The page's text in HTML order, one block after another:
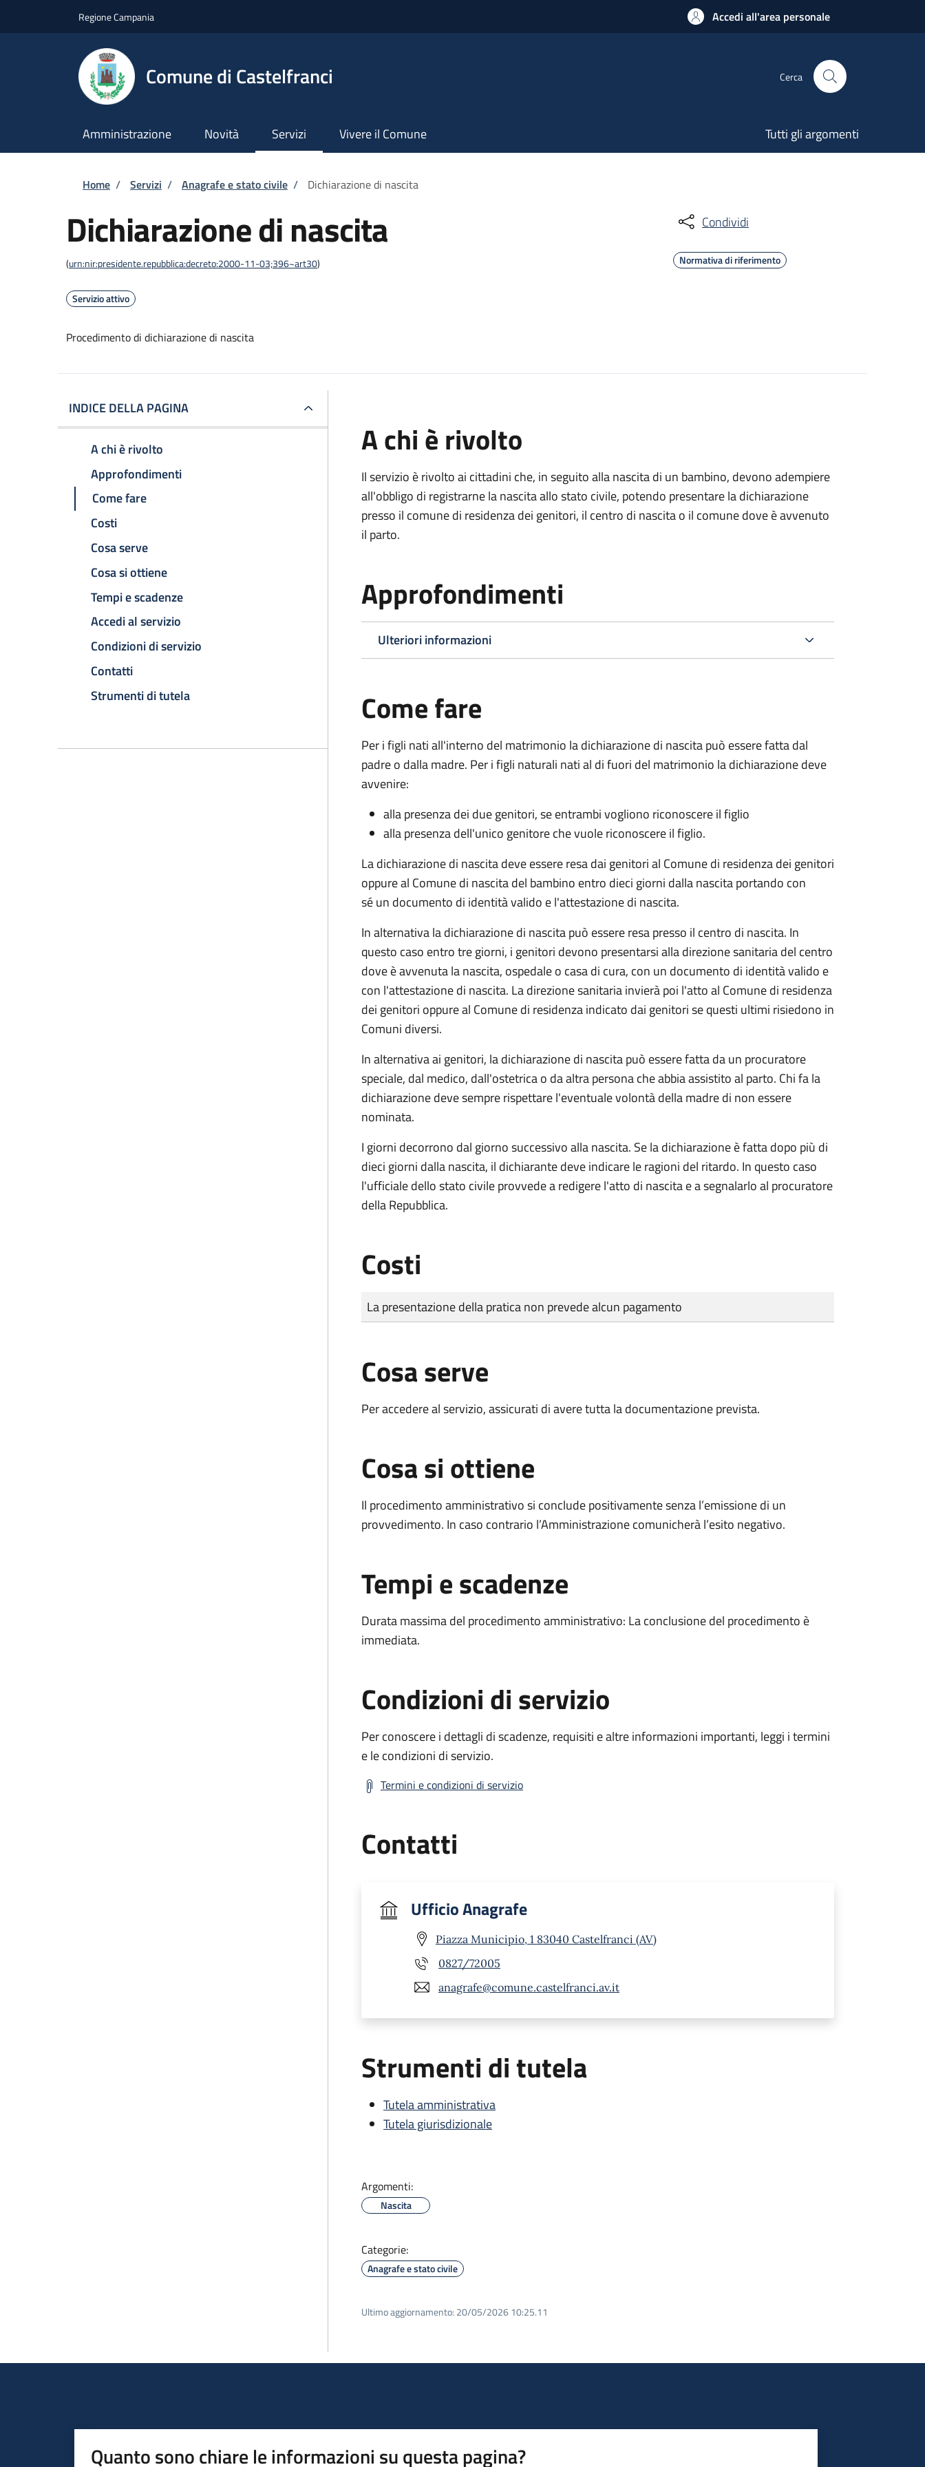
Regione Campania Accedi all'area personale
Comune di Castelfranci Cerca
Amministrazione Novità Servizi Vivere il Comune Tutti gli argomenti
Briciole di pane
Home / Servizi / Anagrafe e stato civile / Dichiarazione di nascita
Dichiarazione di nascita
(urn:nir:presidente.repubblica:decreto:2000-11-03;396~art30)
Servizio attivo
Procedimento di dichiarazione di nascita
Condividi
Normativa di riferimento
INDICE DELLA PAGINA
A chi è rivolto
Approfondimenti
Come fare
Costi
Cosa serve
Cosa si ottiene
Tempi e scadenze
Accedi al servizio
Condizioni di servizio
Contatti
Strumenti di tutela
A chi è rivolto
Il servizio è rivolto ai cittadini che, in seguito alla nascita di un bambino, devono adempiere
all'obbligo di registrarne la nascita allo stato civile, potendo presentare la dichiarazione
presso il comune di residenza dei genitori, il centro di nascita o il comune dove è avvenuto
il parto.
Approfondimenti
Ulteriori informazioni
Come fare
Per i figli nati all'interno del matrimonio la dichiarazione di nascita può essere fatta dal
padre o dalla madre. Per i figli naturali nati al di fuori del matrimonio la dichiarazione deve
avvenire:
alla presenza dei due genitori, se entrambi vogliono riconoscere il figlio
alla presenza dell'unico genitore che vuole riconoscere il figlio.
La dichiarazione di nascita deve essere resa dai genitori al Comune di residenza dei genitori
oppure al Comune di nascita del bambino entro dieci giorni dalla nascita portando con
sé un documento di identità valido e l'attestazione di nascita.
In alternativa la dichiarazione di nascita può essere resa presso il centro di nascita. In
questo caso entro tre giorni, i genitori devono presentarsi alla direzione sanitaria del centro
dove è avvenuta la nascita, ospedale o casa di cura, con un documento di identità valido e
con l'attestazione di nascita. La direzione sanitaria invierà poi l'atto al Comune di residenza
dei genitori oppure al Comune di residenza indicato dai genitori se questi ultimi risiedono in
Comuni diversi.
In alternativa ai genitori, la dichiarazione di nascita può essere fatta da un procuratore
speciale, dal medico, dall'ostetrica o da altra persona che abbia assistito al parto. Chi fa la
dichiarazione deve sempre rispettare l'eventuale volontà della madre di non essere
nominata.
I giorni decorrono dal giorno successivo alla nascita. Se la dichiarazione è fatta dopo più di
dieci giorni dalla nascita, il dichiarante deve indicare le ragioni del ritardo. In questo caso
l'ufficiale dello stato civile provvede a redigere l'atto di nascita e a segnalarlo al procuratore
della Repubblica.
Costi
Tipo di pagamento
Importo
La presentazione della pratica non prevede alcun pagamento
Cosa serve
Per accedere al servizio, assicurati di avere tutta la documentazione prevista.
Cosa si ottiene
Il procedimento amministrativo si conclude positivamente senza l’emissione di un
provvedimento. In caso contrario l’Amministrazione comunicherà l’esito negativo.
Tempi e scadenze
Durata massima del procedimento amministrativo: La conclusione del procedimento è
immediata.
Condizioni di servizio
Per conoscere i dettagli di scadenze, requisiti e altre informazioni importanti, leggi i termini
e le condizioni di servizio.
Termini e condizioni di servizio
Contatti
Ufficio Anagrafe
Piazza Municipio, 1 83040 Castelfranci (AV)
0827/72005
anagrafe@comune.castelfranci.av.it
Strumenti di tutela
Tutela amministrativa
Tutela giurisdizionale
Argomenti:
Nascita
Categorie:
Anagrafe e stato civile
Ultimo aggiornamento: 20/05/2026 10:25.11
Quanto sono chiare le informazioni su questa pagina?